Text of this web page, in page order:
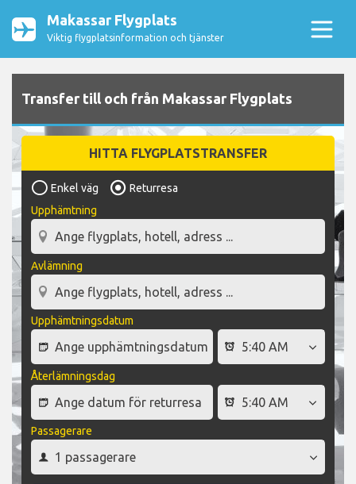
Makassar Flygplats
Viktig flygplatsinformation och tjänster
Transfer till och från Makassar Flygplats
HITTA FLYGPLATSTRANSFER
Enkel väg
Returresa
Upphämtning
Avlämning
Upphämtningsdatum
Återlämningsdag
Passagerare